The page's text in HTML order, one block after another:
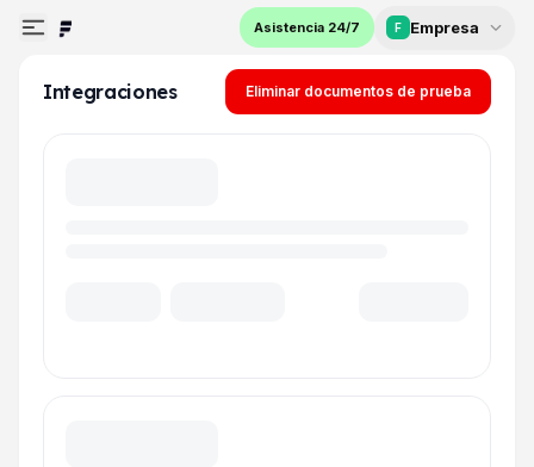
Asistencia 24/7 F Empresa
Integraciones Eliminar documentos de prueba